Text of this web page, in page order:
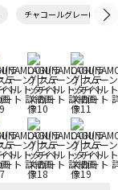
チャコールグレー(S) / 在